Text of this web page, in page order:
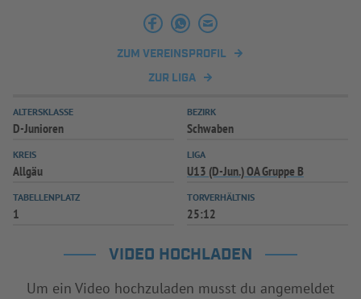
ZUM VEREINSPROFIL
ZUR LIGA
ALTERSKLASSE
D-Junioren
BEZIRK
Schwaben
KREIS
Allgäu
LIGA
U13 (D-Jun.) OA Gruppe B
TABELLENPLATZ
1
TORVERHÄLTNIS
25:12
VIDEO HOCHLADEN
Um ein Video hochzuladen musst du angemeldet